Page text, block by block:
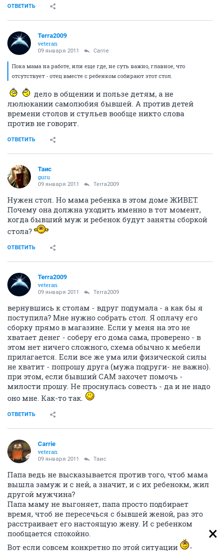
ОТВЕТИТЬ
Terra2009
veteran
09 января 2011 Carrie
Пока мама на работе, или еще где, не суть важно, главное, что
отсутствует - отец вместе с ребенком собирают этот стол.
дело в общении и пользе детям, а не
люлюкании самолюбия бывшей. А против детей
времени столов и стульев вообще никто слова
против не говорит.
ОТВЕТИТЬ
Таис
guru
09 января 2011 Terra2009
Нужен стол. Но мама ребенка в этом доме ЖИВЕТ.
Почему она должна уходить именно в тот момент,
когда бывший муж и ребенок будут заняты сборкой
стола?
ОТВЕТИТЬ
Terra2009
veteran
09 января 2011 Terra2009
вернувшись к столам - вдруг подумала - а как бы я
поступила? Мне нужно собрать стол. Я оплачу его
сборку прямо в магазине. Если у меня на это не
хватает денег - соберу его дома сама, проверено - в
этом нет ничего сложного, схема обычно к мебели
прилагается. Если все же ума или физической силы
не хватит - попрошу друга (мужа подруги- не важно).
при этом, если бывший САМ захочет помочь -
милости прошу. Не проснулась совесть - да и не надо
оно мне. Как-то так.
ОТВЕТИТЬ
Carrie
veteran
09 января 2011 Таис
Папа ведь не высказывается против того, чтоб мама
вышла замуж и с ней, а значит, и с их ребенокм, жил
другой мужчина?
Папа маму не выгоняет, папа просто подбирает
время, чтоб не пересечься с бывшей женой, раз это
расстраивает его настоящую жену. И с ребенком
пообщается спокойно.
Вот если совсем конкретно по этой ситуации
-